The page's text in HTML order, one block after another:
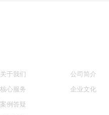
关于我们
核心服务
案例答疑
公司简介
企业文化